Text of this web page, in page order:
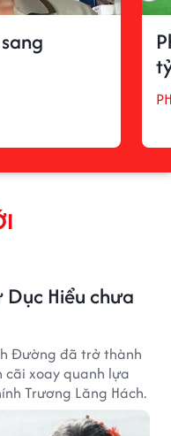
Dục Hiểu chưa
Đường đã trở thành
xoay quanh lựa
Trương Lăng Hách.